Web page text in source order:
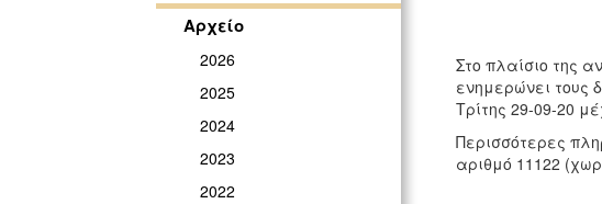
Αρχείο
2026
2025
2024
2023
2022
Στο πλαίσιο της
ενημερώνει τους
Τρίτης 29-09-20
Περισσότερες
αριθμό 11122